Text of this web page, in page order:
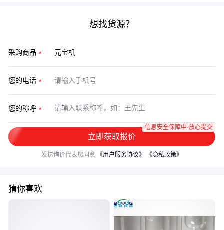
想找货源？
采购商品
您的电话
您的称呼
立即获取报价
信息安全保障中·放心提交
发送询价代表您同意 《用户服务协议》 《隐私政策》
猜你喜欢